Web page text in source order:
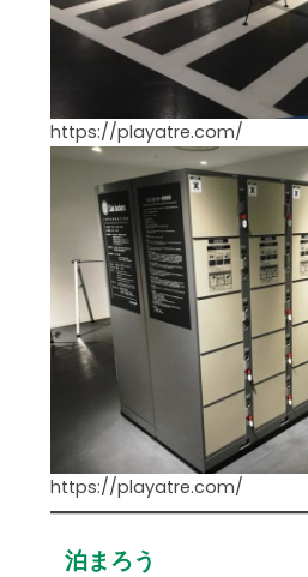
https://playatre.com/
https://playatre.com/
泊まろう